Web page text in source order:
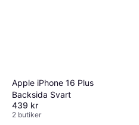
Apple iPhone 16 Plus
Backsida Svart
439 kr
2 butiker